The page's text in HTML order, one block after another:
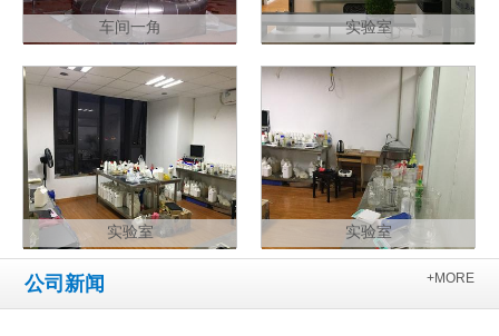
车间一角 实验室
实验室 实验室
+MORE
公司新闻